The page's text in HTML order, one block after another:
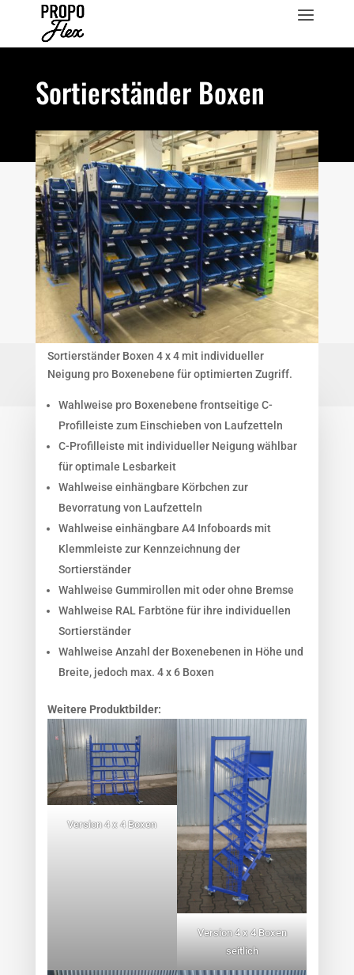
Sortierständer Boxen
Sortierständer Boxen 4 x 4 mit individueller
Neigung pro Boxenebene für optimierten Zugriff.
Wahlweise pro Boxenebene frontseitige C-
Profilleiste zum Einschieben von Laufzetteln
C-Profilleiste mit individueller Neigung wählbar
für optimale Lesbarkeit
Wahlweise einhängbare Körbchen zur
Bevorratung von Laufzetteln
Wahlweise einhängbare A4 Infoboards mit
Klemmleiste zur Kennzeichnung der
Sortierständer
Wahlweise Gummirollen mit oder ohne Bremse
Wahlweise RAL Farbtöne für ihre individuellen
Sortierständer
Wahlweise Anzahl der Boxenebenen in Höhe und
Breite, jedoch max. 4 x 6 Boxen
Weitere Produktbilder:
Version 4 x 4 Boxen
Version 4 x 4 Boxen
seitlich